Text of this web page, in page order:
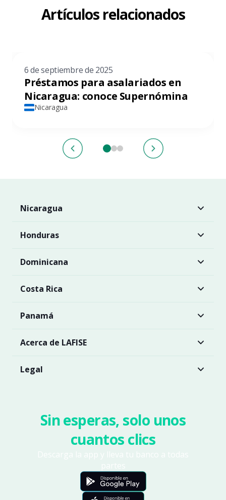
Artículos relacionados
6 de septiembre de 2025
Préstamos para asalariados en
Nicaragua: conoce Supernómina
Nicaragua
Nicaragua
Honduras
Dominicana
Costa Rica
Panamá
Acerca de LAFISE
Legal
Sin esperas, solo unos
cuantos clics